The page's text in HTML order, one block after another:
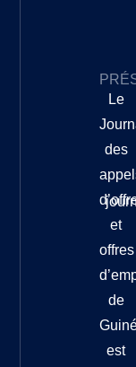
Le
des
et
offres
de
est